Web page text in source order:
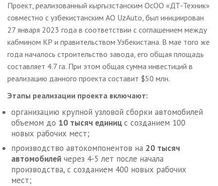
Проект, реализованный кыргызстанским ОсОО «ДТ-Техник»
совместно с узбекистанским АО UzAuto, был инициирован
27 января 2023 года в соответствии с соглашением между
кабмином КР и правительством Узбекистана. В мае того же
года началось строительство завода, его общая площадь
составляет 4.7 га. При этом общая сумма инвестиций в
реализацию данного проекта составит $50 млн.
Этапы реализации проекта включают:
организацию крупной узловой сборки автомобилей
объемом до 10 тысяч единицс созданием 100
новых рабочих мест;
производство автокомпонентов на 20 тысяч
автомобилей через 4-5 лет после начала
производства, с созданием 400 новых рабочих
мест;